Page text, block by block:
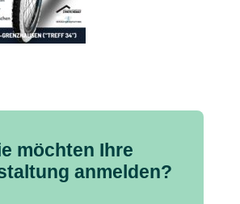
möchten Ihre
anmelden?